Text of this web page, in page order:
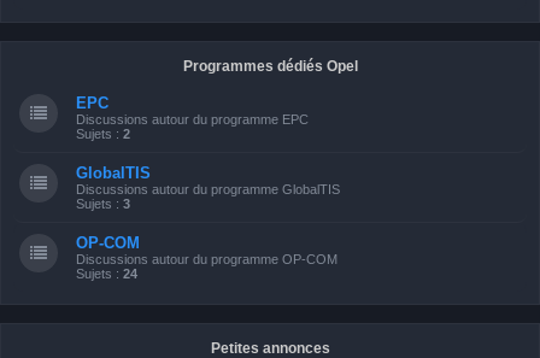
Programmes dédiés Opel
EPC
Discussions autour du programme EPC
Sujets : 2
GlobalTIS
Discussions autour du programme GlobalTIS
Sujets : 3
OP-COM
Discussions autour du programme OP-COM
Sujets : 24
Petites annonces